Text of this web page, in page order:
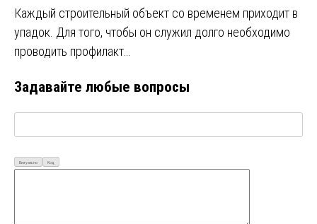
Каждый строительный объект со временем приходит в
упадок. Для того, чтобы он служил долго необходимо
проводить профилакт…
Задавайте любые вопросы
Визуально Код